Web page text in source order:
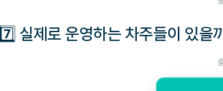
7️⃣ 실제로 운영하는 차주들이 있을